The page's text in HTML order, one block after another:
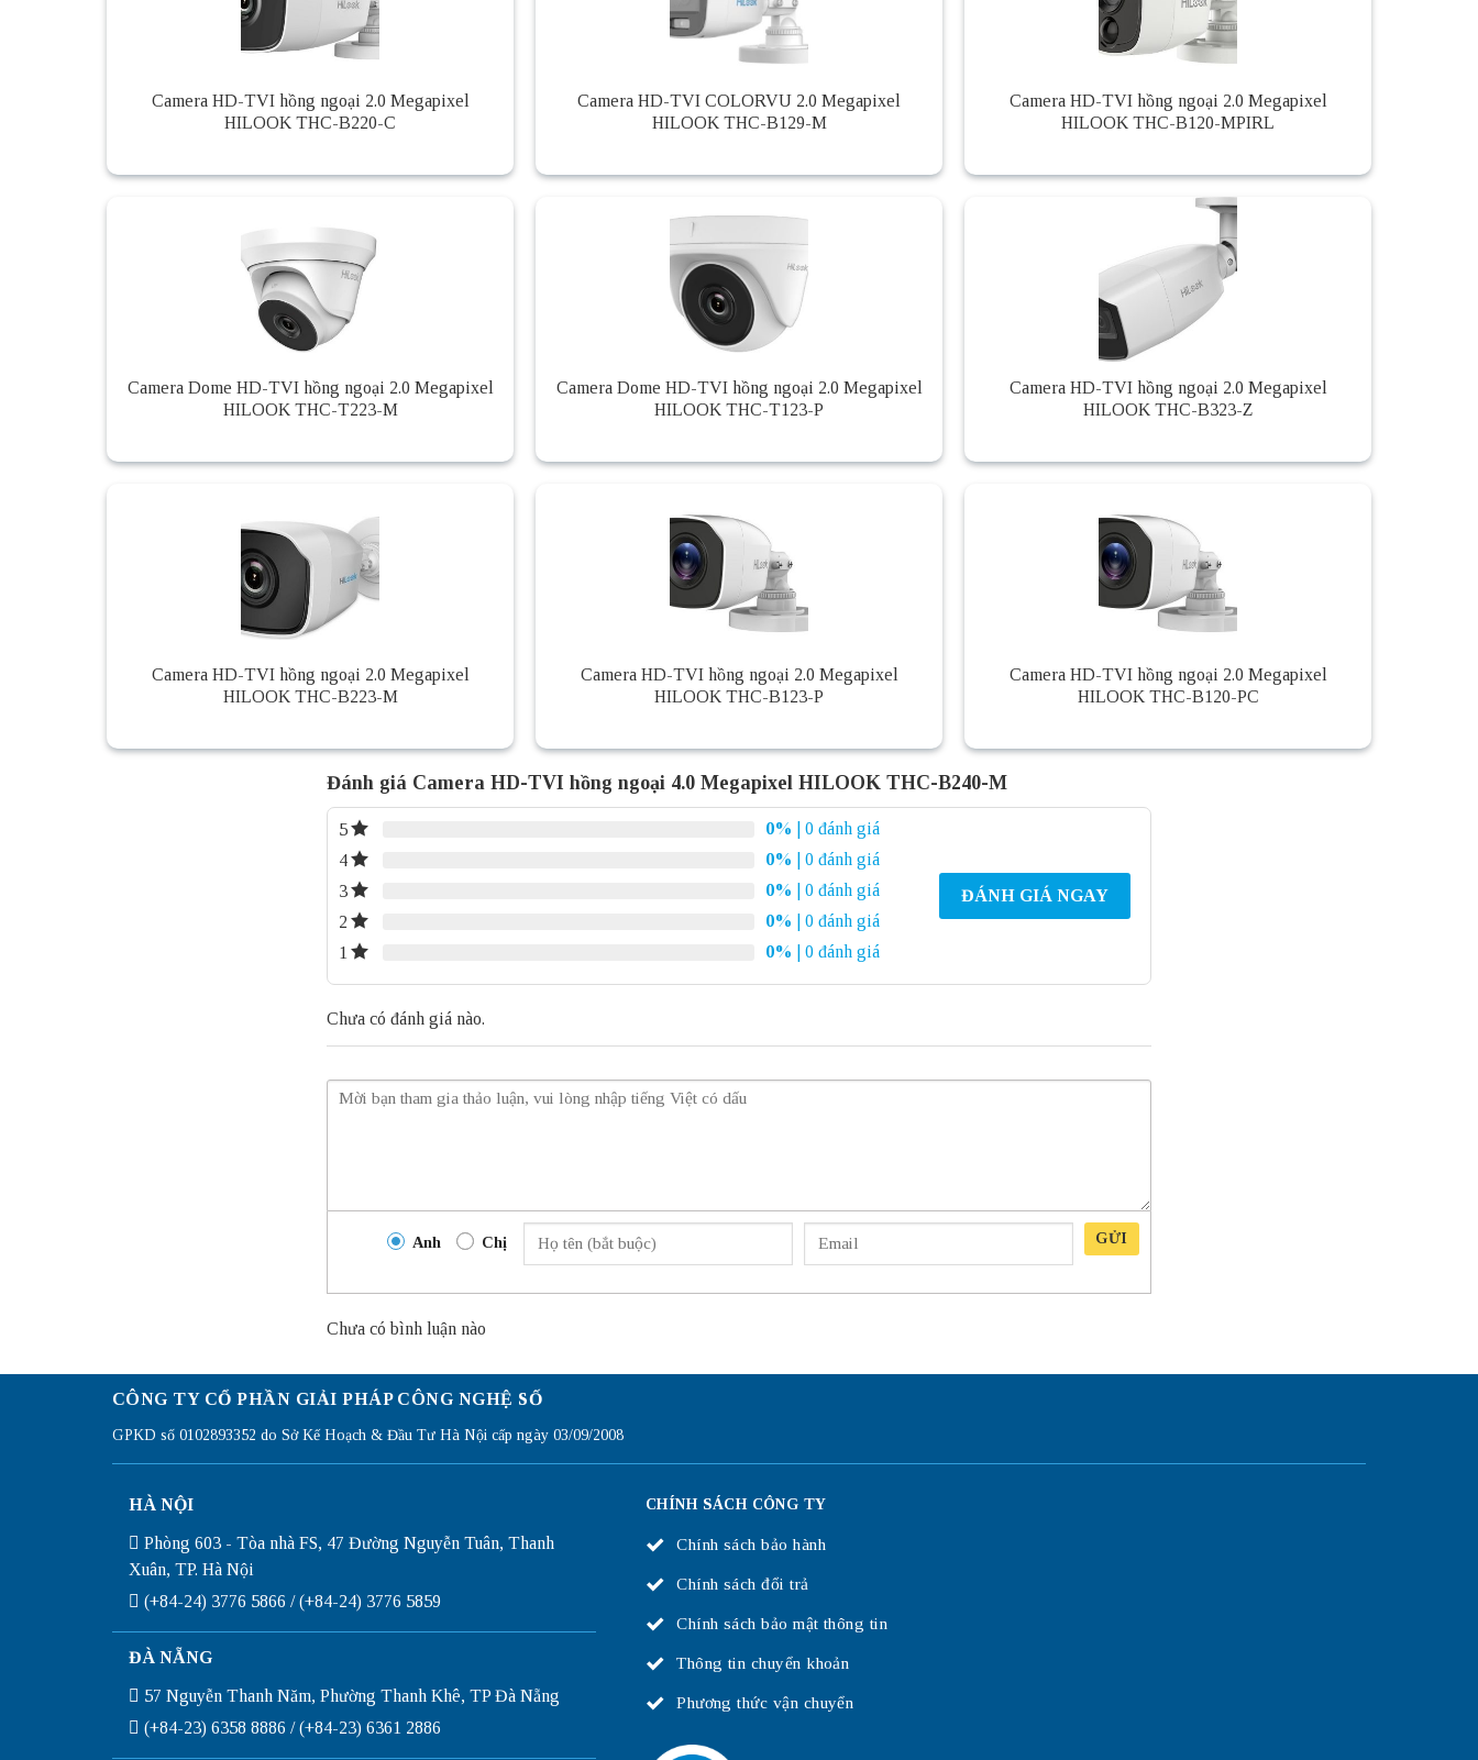
Camera HD-TVI hồng ngoại 2.0 Megapixel
HILOOK THC-B220-C
Camera HD-TVI COLORVU 2.0 Megapixel
HILOOK THC-B129-M
Camera HD-TVI hồng ngoại 2.0 Megapixel
HILOOK THC-B120-MPIRL
Camera Dome HD-TVI hồng ngoại 2.0 Megapixel
HILOOK THC-T223-M
Camera Dome HD-TVI hồng ngoại 2.0 Megapixel
HILOOK THC-T123-P
Camera HD-TVI hồng ngoại 2.0 Megapixel
HILOOK THC-B323-Z
Camera HD-TVI hồng ngoại 2.0 Megapixel
HILOOK THC-B223-M
Camera HD-TVI hồng ngoại 2.0 Megapixel
HILOOK THC-B123-P
Camera HD-TVI hồng ngoại 2.0 Megapixel
HILOOK THC-B120-PC
Đánh giá Camera HD-TVI hồng ngoại 4.0 Megapixel HILOOK THC-B240-M
5 0%
| 0 đánh giá
4
0%
| 0 đánh giá
3
0%
| 0 đánh giá
2
0%
| 0 đánh giá
1
0% | 0 đánh giá
ĐÁNH GIÁ NGAY
Chưa có đánh giá nào.
Anh Chị GỬI
Chưa có bình luận nào
CÔNG TY CỔ PHẦN GIẢI PHÁP CÔNG NGHỆ SỐ
GPKD số 0102893352 do Sở Kế Hoạch & Đầu Tư Hà Nội cấp ngày 03/09/2008
HÀ NỘI
Phòng 603 - Tòa nhà FS, 47 Đường Nguyễn Tuân, Thanh
Xuân, TP. Hà Nội
(+84-24) 3776 5866 / (+84-24) 3776 5859
ĐÀ NẴNG
57 Nguyễn Thanh Năm, Phường Thanh Khê, TP Đà Nẵng
(+84-23) 6358 8886 / (+84-23) 6361 2886
CHÍNH SÁCH CÔNG TY
Chính sách bảo hành
Chính sách đổi trả
Chính sách bảo mật thông tin
Thông tin chuyển khoản
Phương thức vận chuyển